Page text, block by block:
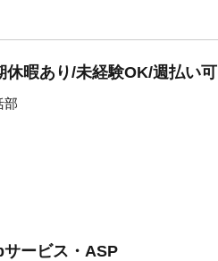
暇あり/未経験OK/週払い可
部
ービス・ASP